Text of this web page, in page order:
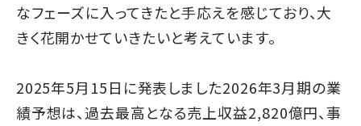
なフェーズに入ってきたと手応えを感じており、大
きく花開かせていきたいと考えています。
2025年5月15日に発表しました2026年3月期の業
績予想は、過去最高となる売上収益2,820億円、事